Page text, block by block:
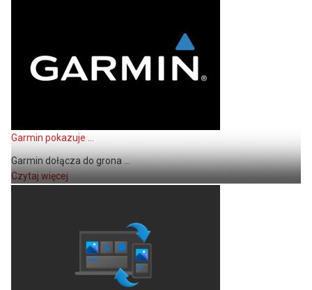
Garmin pokazuje ...
Garmin dołącza do grona ...
Czytaj więcej